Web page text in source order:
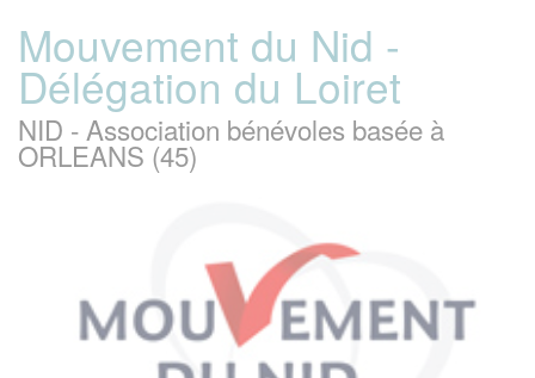
Mouvement du Nid -
Délégation du Loiret
NID - Association bénévoles basée à
ORLEANS (45)